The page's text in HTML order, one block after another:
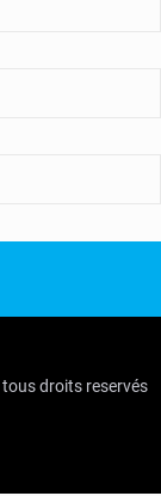
tous droits reservés